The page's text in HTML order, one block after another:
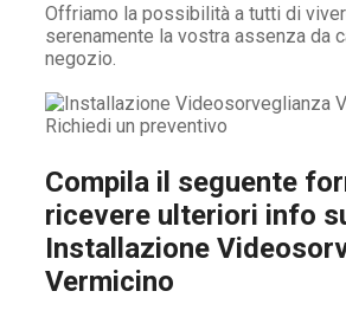
Offriamo la possibilità a tutti di
serenamente la vostra assenza da
negozio.
Compila il seguente
ricevere ulteriori info
Installazione
Vermicino